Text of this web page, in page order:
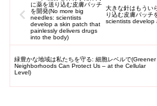
大きな針はもうい
り込む皮膚パッチ
scientists develop
緑豊かな地域は私たちを守る: 細胞レベルで(Greener
Neighborhoods Can Protect Us – at the Cellular
Level)